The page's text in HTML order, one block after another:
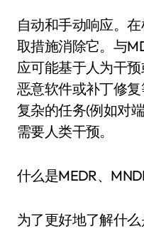
自动和手动响应。
取措施消除它。与
应可能基于人为干
恶意软件或补丁修
复杂的任务(例如对
需要人类干预。
什么是MEDR、
为了更好地了解什